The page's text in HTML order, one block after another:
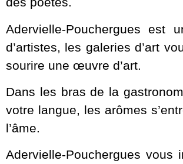
Adervielle-Pouchergues est
d’artistes, les galeries d’art
sourire une œuvre d’art.
Dans les bras de la
votre langue, les arômes
l’âme.
Adervielle-Pouchergues